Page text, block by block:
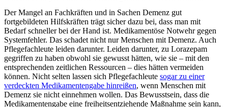
Der Mangel an Fachkräften und in Sachen Demenz gut
fortgebildeten Hilfskräften trägt sicher dazu bei, dass man mit
Bedarf schneller bei der Hand ist. Medikamentöse Notwehr gegen
Systemfehler. Das schadet nicht nur Menschen mit Demenz. Auch
Pflegefachleute leiden darunter. Leiden darunter, zu Lorazepam
gegriffen zu haben obwohl sie gewusst hätten, wie sie – mit den
entsprechenden zeitlichen Ressourcen – dies hätten vermeiden
können. Nicht selten lassen sich Pflegefachleute sogar zu einer
verdeckten Medikamentengabe hinreißen, wenn Menschen mit
Demenz sie nicht einnehmen wollen. Das Bewusstsein, dass die
Medikamentengabe eine freiheitsentziehende Maßnahme sein kann,